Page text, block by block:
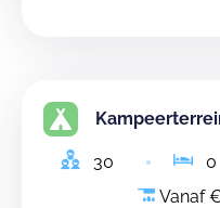
30 0
Vanaf